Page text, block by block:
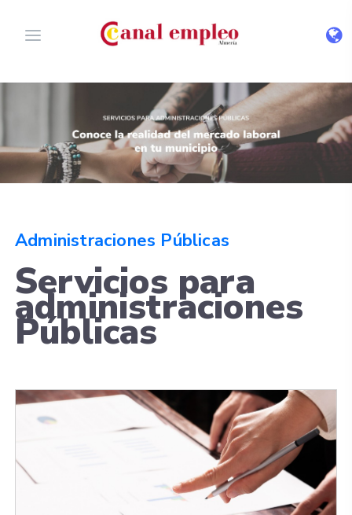
Administraciones Públicas
Servicios para
administraciones
Públicas